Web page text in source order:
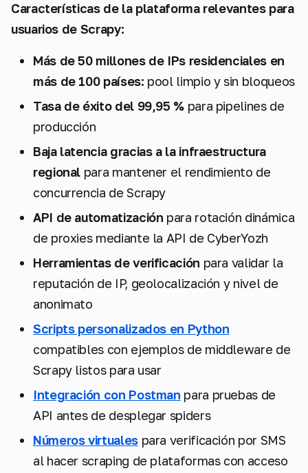
Características de la plataforma relevantes para
usuarios de Scrapy:
Más de 50 millones de IPs residenciales en
más de 100 países: pool limpio y sin bloqueos
Tasa de éxito del 99,95 % para pipelines de
producción
Baja latencia gracias a la infraestructura
regional para mantener el rendimiento de
concurrencia de Scrapy
API de automatización para rotación dinámica
de proxies mediante la API de CyberYozh
Herramientas de verificación para validar la
reputación de IP, geolocalización y nivel de
anonimato
Scripts personalizados en Python
compatibles con ejemplos de middleware de
Scrapy listos para usar
Integración con Postman para pruebas de
API antes de desplegar spiders
Números virtuales para verificación por SMS
al hacer scraping de plataformas con acceso